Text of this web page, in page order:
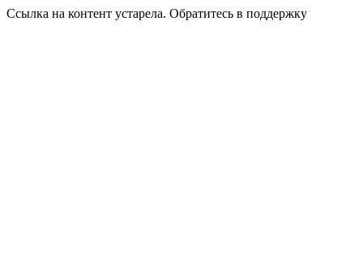
Ссылка на контент устарела. Обратитесь в поддержку